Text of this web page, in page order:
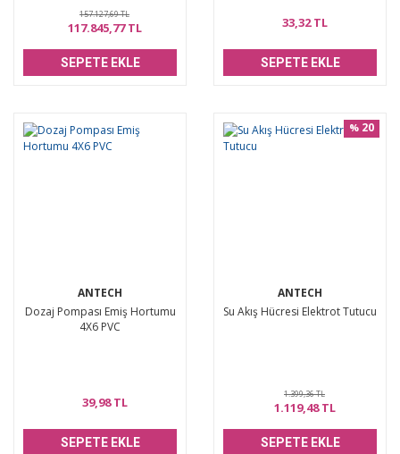
157.127,69 TL
117.845,77 TL
SEPETE EKLE
33,32 TL
SEPETE EKLE
ANTECH
Dozaj Pompası Emiş Hortumu
4X6 PVC
39,98 TL
SEPETE EKLE
ANTECH
Su Akış Hücresi Elektrot Tutucu
% 20
1.399,36 TL
1.119,48 TL
SEPETE EKLE